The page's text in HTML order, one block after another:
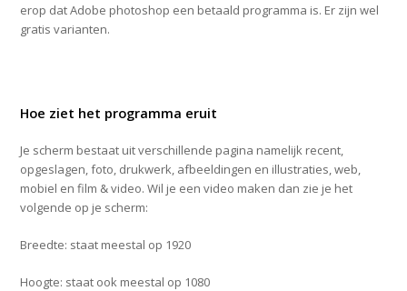
erop dat Adobe photoshop een betaald programma is. Er zijn wel
gratis varianten.
Hoe ziet het programma eruit
Je scherm bestaat uit verschillende pagina namelijk recent,
opgeslagen, foto, drukwerk, afbeeldingen en illustraties, web,
mobiel en film & video. Wil je een video maken dan zie je het
volgende op je scherm:
Breedte: staat meestal op 1920
Hoogte: staat ook meestal op 1080